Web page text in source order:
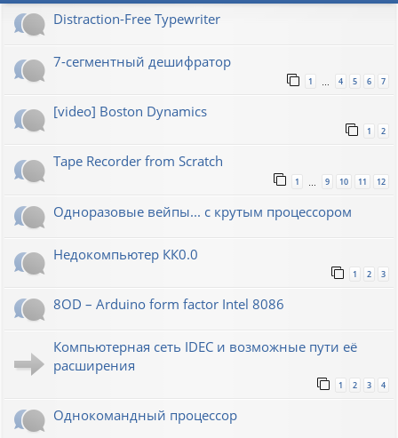
Distraction-Free Typewriter
7-сегментный дешифратор
1 … 4 5 6 7
[video] Boston Dynamics
1 2
Tape Recorder from Scratch
1 9 10 11 12
Одноразовые вейпы... с крутым процессором
Недокомпьютер КК0.0
1 2 3
8OD – Arduino form factor Intel 8086
Компьютерная сеть IDEC и возможные пути её
расширения
1 2 3 4
Однокомандный процессор